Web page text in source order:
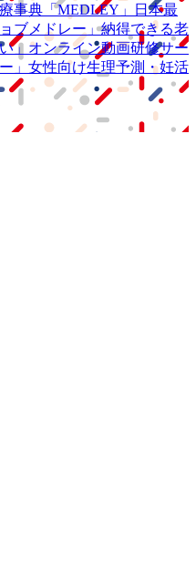
事典 「MEDLEY」
日本最
ョブメドレー」納得できる老
」 オンライン動画研修サー
」 女性向け生理予測・妊活